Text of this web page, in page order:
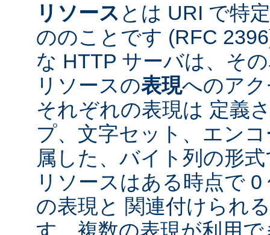
リソース とは URI で特
ののことです (RFC
な HTTP サーバは、そ
リソースの表現へのア
それぞれの表現は 定義
プ、文字セット、エン
属した、バイト列の形
リソースはある時点で
の表現と 関連付けられ
す。複数の表現が利用